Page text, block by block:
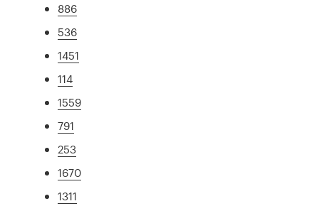
886
536
1451
114
1559
791
253
1670
1311